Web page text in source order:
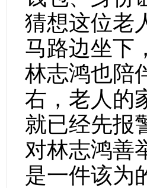
猜想这位老
马路边坐下
林志鸿也陪
右，老人的
就已经先报
对林志鸿善
是一件该为